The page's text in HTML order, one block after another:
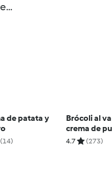
de patata y
(14)
Brócoli al
crema de
aroma de
4.7 (273)